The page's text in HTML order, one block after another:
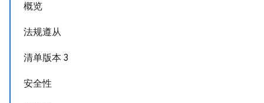
概览
法规遵从
清单版本 3
安全性